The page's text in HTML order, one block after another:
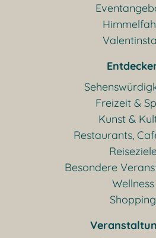
Freizeit &
Kunst &
Restaurants,
Besondere
Wellness
Shopping